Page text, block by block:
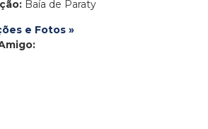
Baía de Paraty
e Fotos »